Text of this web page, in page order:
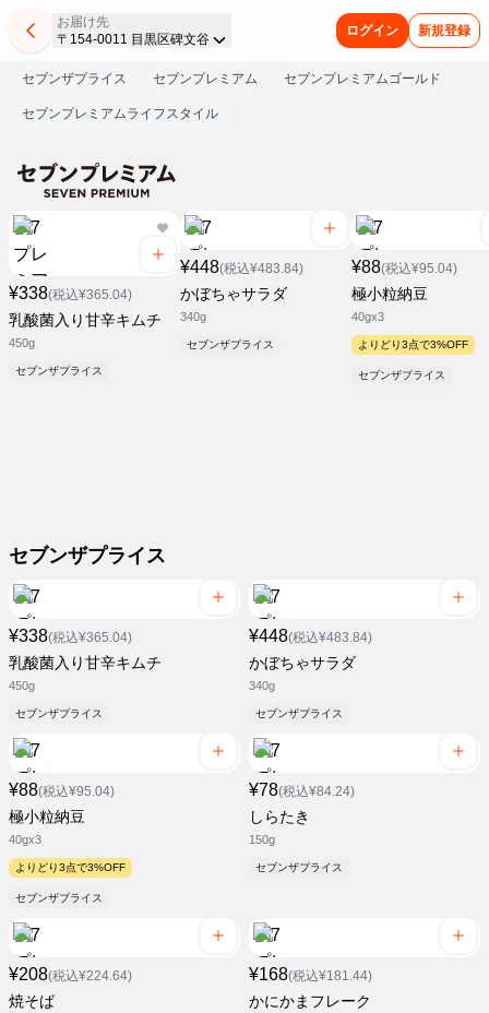
お届け先
〒154-0011 目黒区碑文谷
ログイン 新規登録
セブンザプライス セブンプレミアム セブンプレミアムゴールド
セブンプレミアムライフスタイル
¥338(税込¥365.04)
乳酸菌入り甘辛キムチ
450g
セブンザプライス
¥448(税込¥483.84)
かぼちゃサラダ
340g
セブンザプライス
¥88(税込¥95.04)
極小粒納豆
40gx3
よりどり3点で3%OFF
セブンザプライス
セブンザプライス
¥338(税込¥365.04)
乳酸菌入り甘辛キムチ
450g
セブンザプライス
¥448(税込¥483.84)
かぼちゃサラダ
340g
セブンザプライス
¥88(税込¥95.04)
極小粒納豆
40gx3
よりどり3点で3%OFF
セブンザプライス
¥78(税込¥84.24)
しらたき
150g
セブンザプライス
¥208(税込¥224.64)
焼そば
¥168(税込¥181.44)
かにかまフレーク